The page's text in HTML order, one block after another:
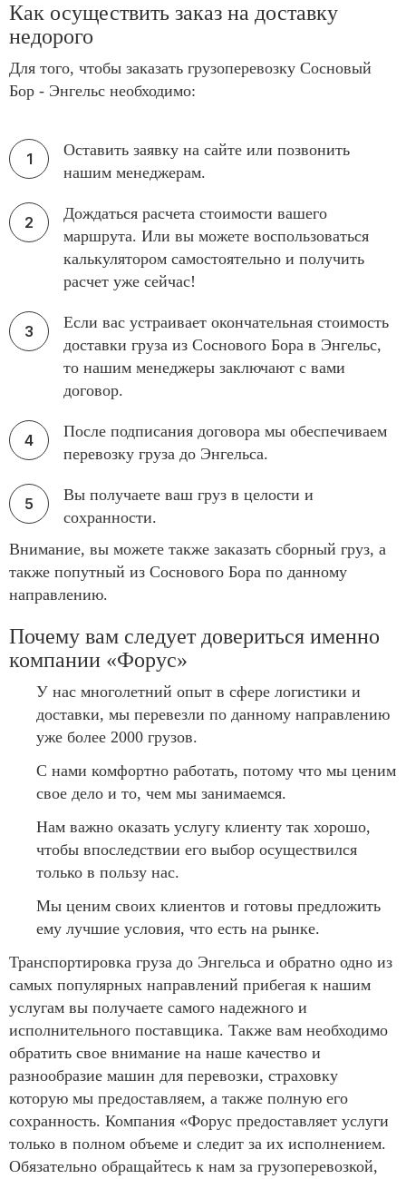
Как осуществить заказ на доставку
недорого
Для того, чтобы заказать грузоперевозку Сосновый
Бор - Энгельс необходимо:
Оставить заявку на сайте или позвонить
нашим менеджерам.
Дождаться расчета стоимости вашего
маршрута. Или вы можете воспользоваться
калькулятором самостоятельно и получить
расчет уже сейчас!
Если вас устраивает окончательная стоимость
доставки груза из Соснового Бора в Энгельс,
то нашим менеджеры заключают с вами
договор.
После подписания договора мы обеспечиваем
перевозку груза до Энгельса.
Вы получаете ваш груз в целости и
сохранности.
Внимание, вы можете также заказать сборный груз, а
также попутный из Соснового Бора по данному
направлению.
Почему вам следует довериться именно
компании «Форус»
У нас многолетний опыт в сфере логистики и
доставки, мы перевезли по данному направлению
уже более 2000 грузов.
С нами комфортно работать, потому что мы ценим
свое дело и то, чем мы занимаемся.
Нам важно оказать услугу клиенту так хорошо,
чтобы впоследствии его выбор осуществился
только в пользу нас.
Мы ценим своих клиентов и готовы предложить
ему лучшие условия, что есть на рынке.
Транспортировка груза до Энгельса и обратно одно из
самых популярных направлений прибегая к нашим
услугам вы получаете самого надежного и
исполнительного поставщика. Также вам необходимо
обратить свое внимание на наше качество и
разнообразие машин для перевозки, страховку
которую мы предоставляем, а также полную его
сохранность. Компания «Форус предоставляет услуги
только в полном объеме и следит за их исполнением.
Обязательно обращайтесь к нам за грузоперевозкой,